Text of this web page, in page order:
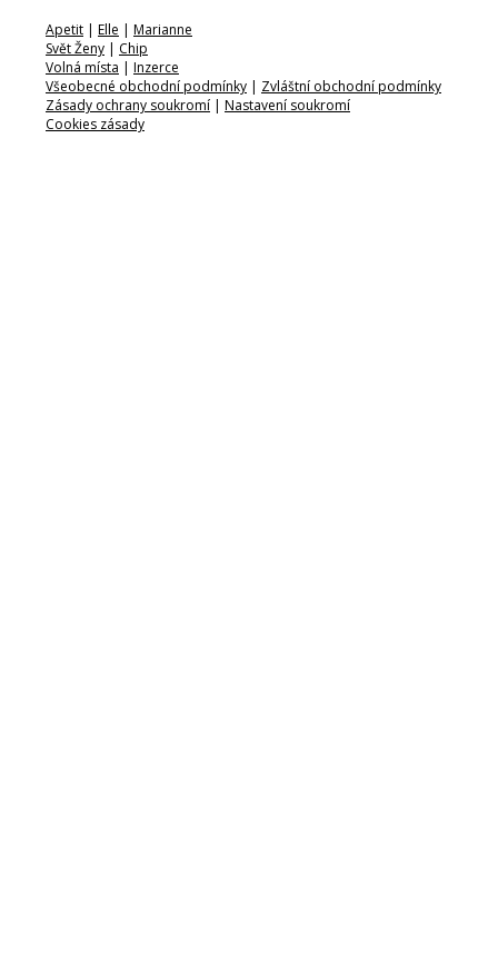
Apetit | Elle | Marianne
Svět Ženy | Chip
Volná místa | Inzerce
Všeobecné obchodní podmínky | Zvláštní obchodní podmínky
Zásady ochrany soukromí | Nastavení soukromí
Cookies zásady